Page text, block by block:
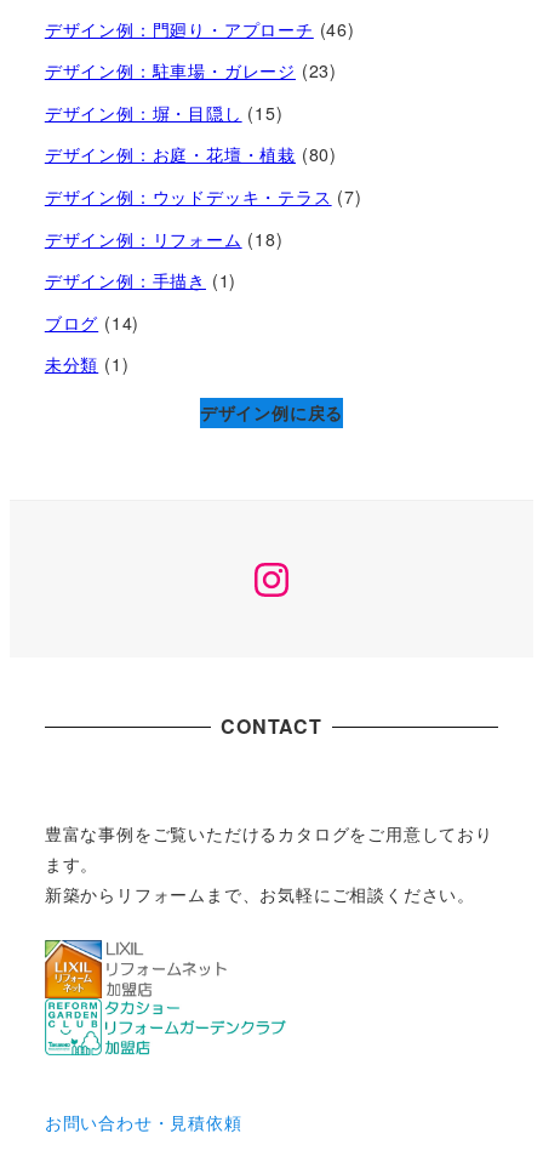
デザイン例：門廻り・アプローチ (46)
デザイン例：駐車場・ガレージ (23)
デザイン例：塀・目隠し (15)
デザイン例：お庭・花壇・植栽 (80)
デザイン例：ウッドデッキ・テラス (7)
デザイン例：リフォーム (18)
デザイン例：手描き (1)
ブログ (14)
未分類 (1)
デザイン例に戻る
Instagram
CONTACT
豊富な事例をご覧いただけるカタログをご用意しており
ます。
新築からリフォームまで、お気軽にご相談ください。
お問い合わせ・見積依頼